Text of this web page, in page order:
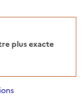
plus exacte